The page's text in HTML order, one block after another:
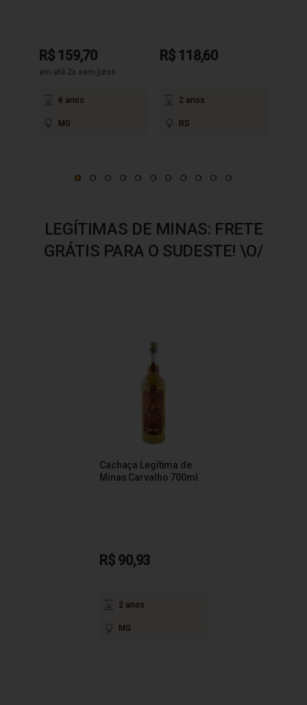
R$ 159,70
em até 2x sem juros
6 anos
MG
R$ 118,60
2 anos
RS
LEGÍTIMAS DE MINAS: FRETE
GRÁTIS PARA O SUDESTE! \O/
Cachaça Legítima de
Minas Carvalho 700ml
R$ 90,93
2 anos
MG